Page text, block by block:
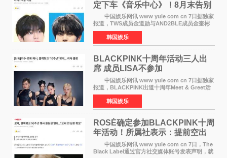
定下车《音乐中心》！8月末告别
MC席位
中国娱乐网讯 www yule com cn 7日据独家
报道，TWS成员金道勋与AND2BLE成员金奎彬
将于8月离开《音乐中心》MC的位置。 金道
勋与金奎彬于去年3月与H2H A-NA一起被选为
《音乐中心》MC，约1
韩国娱乐
BLACKPINK十周年活动三人出
席 成员LISA不参加
中国娱乐网讯 www yule com cn 7日据独家
报道，BLACKPINK出道十周年Meet & Greet活
动将由智秀、ROS&Eacute;、JENNIE出席，
LISA将缺席。 此前BLACKPINK所属社YG并
未为组合出道十周年做
韩国娱乐
ROSÉ确定参加BLACKPINK十周
年活动！所属社表示：提前空出
了时间
中国娱乐网讯 www yule com cn 7日，The
Black Label通过官方社交媒体账号发表声明，就